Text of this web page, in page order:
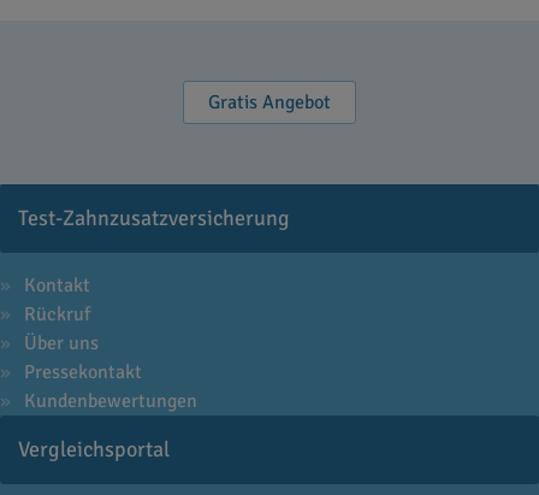
Gratis Angebot
Test-Zahnzusatzversicherung
Kontakt
Rückruf
Über uns
Pressekontakt
Kundenbewertungen
Vergleichsportal